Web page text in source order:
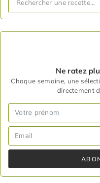
Ne ratez
Chaque semaine, une
directement